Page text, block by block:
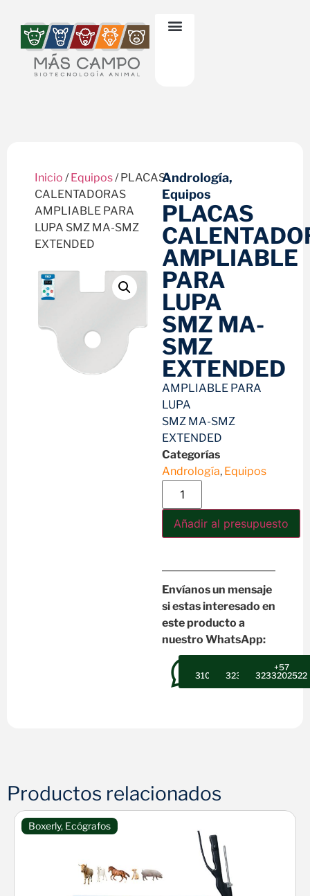
Inicio /Equipos/ PLACAS
CALENTADORAS
AMPLIABLE PARA
LUPA SMZ MA-SMZ
EXTENDED
Andrología,
Equipos
PLACAS
AMPLIABLE
PARA
LUPA
SMZ MA-
SMZ
EXTENDED
AMPLIABLE PARA
LUPA
SMZ MA-SMZ
EXTENDED
Categorías
Andrología, Equipos
Añadir al presupuesto
Envíanos un mensaje
si estas interesado en
este producto a
nuestro WhatsApp:
31026079473232302496
+57
3233202522
Productos relacionados
Boxerly, Ecógrafos